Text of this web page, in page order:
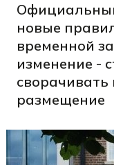
новые
временной
изменение -
сворачивать
размещение